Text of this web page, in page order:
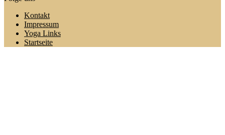
Kontakt
Impressum
Yoga Links
Startseite